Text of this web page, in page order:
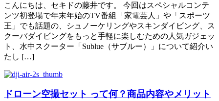
こんにちは、セキドの藤井です。 今回はスペシャルコンテ
ンツ初登場で年末年始のTV番組「家電芸人」や「スポーツ
王」でも話題の、シュノーケリングやスキンダイビング、ス
クーバダイビングをもっと手軽に楽しむための人気ガジェッ
ト、水中スクーター「Sublue（サブルー）」について紹介い
たし […]
ドローン空撮セット って何？商品内容やメリット